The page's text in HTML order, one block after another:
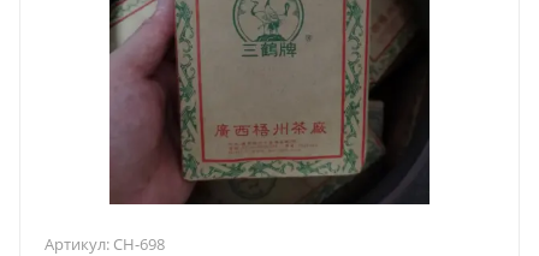
Артикул: CH-698